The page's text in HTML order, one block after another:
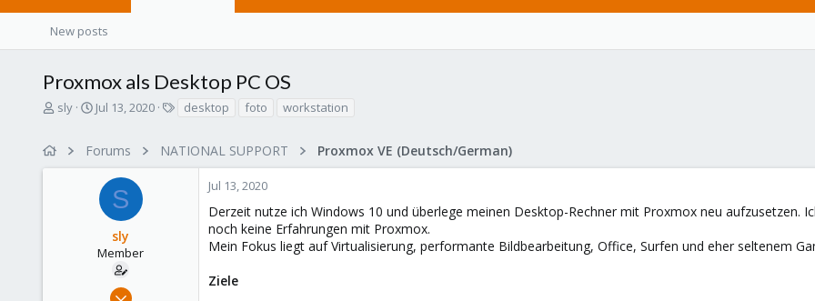
New posts
Proxmox als Desktop PC OS
T
a
sly
S
r
t
d
a
Jul 13, 2020
s
desktop foto workstation
Forums NATIONAL SUPPORT Proxmox VE (Deutsch/German)
S
sly
Member
Jul 13, 2020
Jul 13, 2020
Derzeit nutze ich Windows 10 und überlege meinen Desktop-Rechner mit Proxmox neu aufzusetzen.
noch keine Erfahrungen mit Proxmox.
Mein Fokus liegt auf Virtualisierung, performante Bildbearbeitung, Office, Surfen und eher seltenem
Ziele